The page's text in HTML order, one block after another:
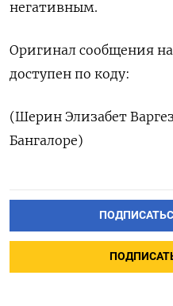
негативным.
Оригинал сообщения
доступен по коду:
(Шерин Элизабет
Бангалоре)